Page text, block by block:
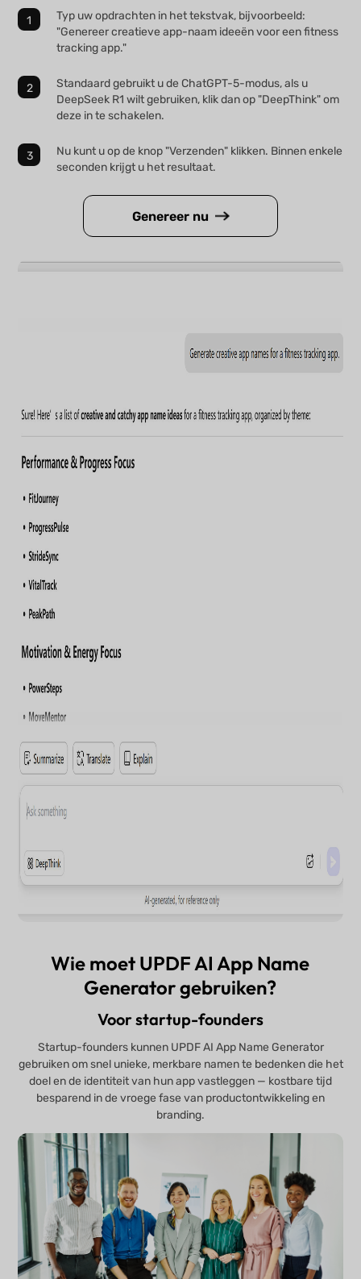
Typ uw opdrachten in het tekstvak, bijvoorbeeld:
"Genereer creatieve app-naam ideeën voor een fitness
tracking app."
Standaard gebruikt u de ChatGPT-5-modus, als u
DeepSeek R1 wilt gebruiken, klik dan op "DeepThink" om
deze in te schakelen.
Nu kunt u op de knop "Verzenden" klikken. Binnen enkele
seconden krijgt u het resultaat.
Genereer nu
Wie moet UPDF AI App Name
Generator gebruiken?
Voor startup-founders
Startup-founders kunnen UPDF AI App Name Generator
gebruiken om snel unieke, merkbare namen te bedenken die het
doel en de identiteit van hun app vastleggen — kostbare tijd
besparend in de vroege fase van productontwikkeling en
branding.